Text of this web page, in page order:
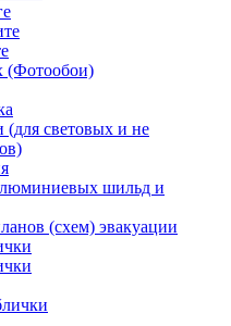
(Фотообои)
(для световых и не
шильд и
(схем) эвакуации